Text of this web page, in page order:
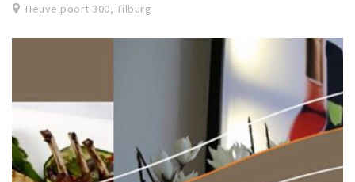
Heuvelpoort 300, Tilburg